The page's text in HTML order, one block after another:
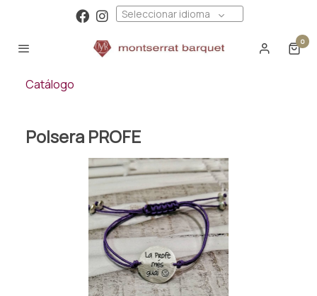
Seleccionar idioma
0
Catálogo
Polsera PROFE